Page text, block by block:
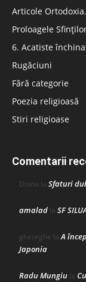
Articole
Proloagele
6. Acatiste
Rugăciuni
Fără categorie
Poezia religioasă
Stiri religioase
Comentarii
Doina la Sfaturi
amalad la SF
gheorghe laA
Japonia
Radu Mungiu la